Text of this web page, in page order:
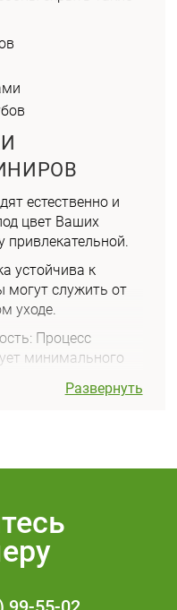
естественно и
цвет Ваших
привлекательной.
устойчива к
могут служить от
уходе.
: Процесс
минимального
обычные
: В отличие от
подвержены
или курения.
Развернуть